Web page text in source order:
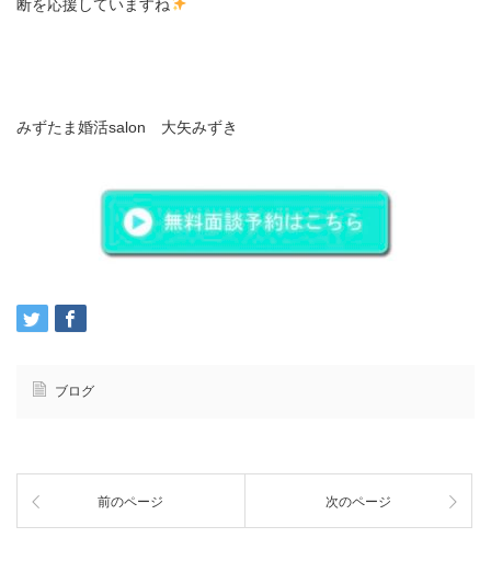
断を応援していますね
みずたま婚活salon 大矢みずき
ブログ
前のページ 次のページ